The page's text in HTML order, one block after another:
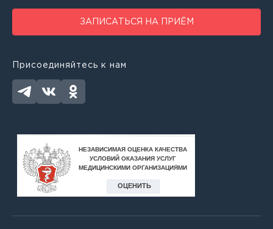
ЗАПИСАТЬСЯ НА ПРИЁМ
Присоединяйтесь к нам
Еганян Елена Сергеевна
Ерохина Ольга Борисовна
Ефименко Мария Сергеевна
Жидкина Кристина Миннивалиевна
Завражнова Лилия Анатольевна
Загурская Елена Александровна